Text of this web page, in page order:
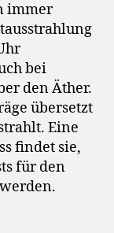
immer
bei
den Äther.
übersetzt
Eine
findet sie,
für den